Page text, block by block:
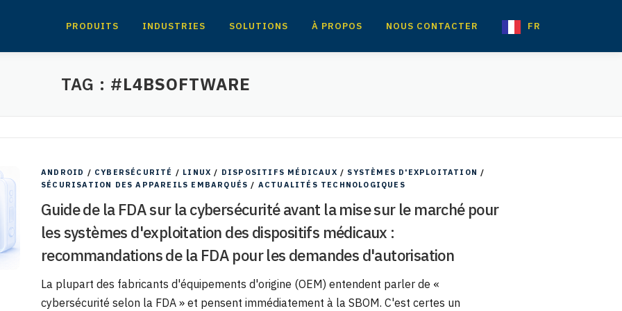
PRODUITS INDUSTRIES SOLUTIONS À PROPOS NOUS CONTACTER FR
TAG : #L4BSOFTWARE
ANDROID / CYBERSÉCURITÉ / LINUX / DISPOSITIFS MÉDICAUX / SYSTÈMES D'EXPLOITATION /
SÉCURISATION DES APPAREILS EMBARQUÉS / ACTUALITÉS TECHNOLOGIQUES
Guide de la FDA sur la cybersécurité avant la mise sur le marché pour
les systèmes d'exploitation des dispositifs médicaux :
recommandations de la FDA pour les demandes d'autorisation
La plupart des fabricants d'équipements d'origine (OEM) entendent parler de «
cybersécurité selon la FDA » et pensent immédiatement à la SBOM. C'est certes un